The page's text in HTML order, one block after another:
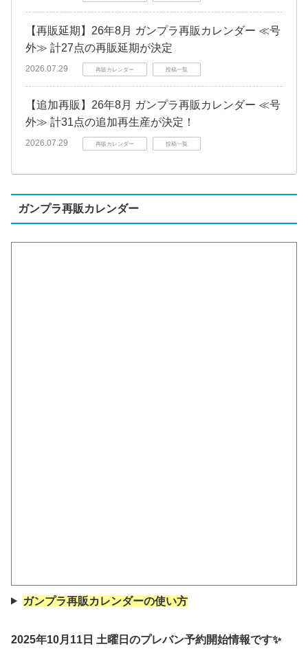
【再販延期】26年8月 ガンプラ再販カレンダー ≪号
外≫ 計27点の再販延期が決定
2026.07.29 再販カレンダー 投稿一覧
【追加再販】26年8月 ガンプラ再販カレンダー ≪号
外≫ 計31点の追加再生産が決定！
2026.07.29 再販カレンダー 投稿一覧
ガンプラ再販カレンダー
ガンプラ再販カレンダーの使い方
2025年10月11日 土曜日のプレバン予約開始情報です✨